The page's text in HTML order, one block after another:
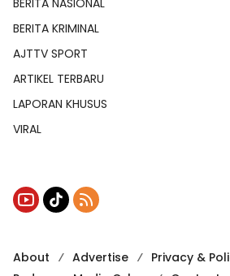
BERITA NASIONAL
BERITA KRIMINAL
AJTTV SPORT
ARTIKEL TERBARU
LAPORAN KHUSUS
VIRAL
About Advertise
Privacy &